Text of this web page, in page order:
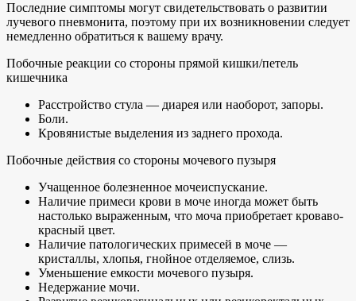
Последние симптомы могут свидетельствовать о развитии
лучевого пневмонита, поэтому при их возникновении следует
немедленно обратиться к вашему врачу.
Побочные реакции со стороны прямой кишки/петель
кишечника
Расстройство стула — диарея или наоборот, запоры.
Боли.
Кровянистые выделения из заднего прохода.
Побочные действия со стороны мочевого пузыря
Учащенное болезненное мочеиспускание.
Наличие примеси крови в моче иногда может быть
настолько выраженным, что моча приобретает кроваво-
красный цвет.
Наличие патологических примесей в моче —
кристаллы, хлопья, гнойное отделяемое, слизь.
Уменьшение емкости мочевого пузыря.
Недержание мочи.